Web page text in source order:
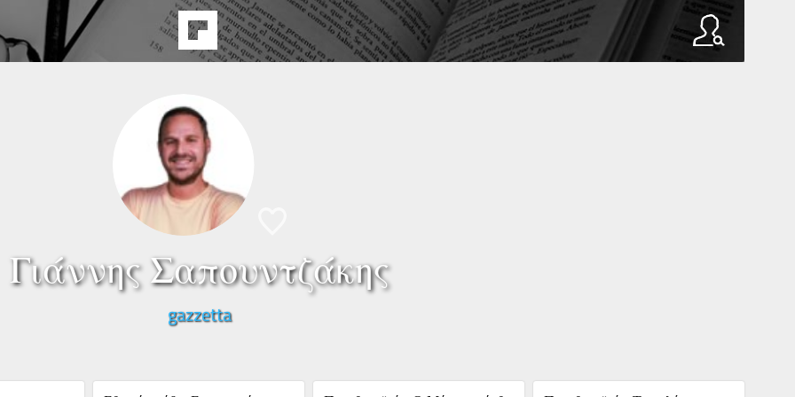
Γιάννης Σαπουντζάκης
gazzetta